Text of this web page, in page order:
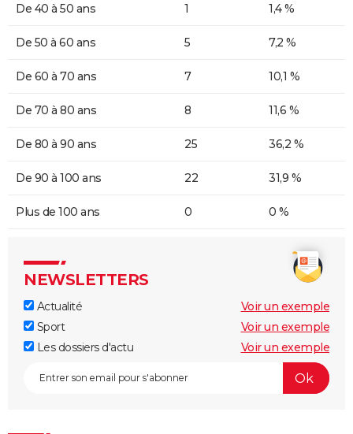
De 40 à 50 ans 1 1,4 %
De 50 à 60 ans 5 7,2 %
De 60 à 70 ans 7 10,1 %
De 70 à 80 ans 8 11,6 %
De 80 à 90 ans 25 36,2 %
De 90 à 100 ans 22 31,9 %
Plus de 100 ans 0 0 %
NEWSLETTERS
Actualité
Voir un exemple
Sport
Voir un exemple
Les dossiers d'actu
Voir un exemple